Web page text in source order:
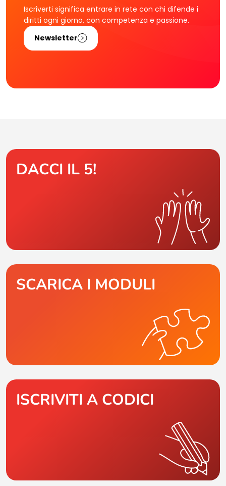
Iscriverti significa entrare in rete con chi difende i
diritti ogni giorno, con competenza e passione.
Newsletter
DACCI IL 5!
SCARICA I MODULI
ISCRIVITI A CODICI